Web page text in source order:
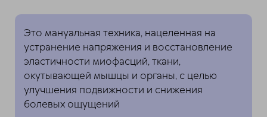
Это мануальная техника, нацеленная на
устранение напряжения и восстановление
эластичности миофасций, ткани,
окутывающей мышцы и органы, с целью
улучшения подвижности и снижения
болевых ощущений